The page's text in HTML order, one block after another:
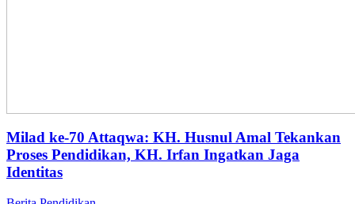
Milad ke-70 Attaqwa: KH. Husnul Amal Tekankan
Proses Pendidikan, KH. Irfan Ingatkan Jaga
Identitas